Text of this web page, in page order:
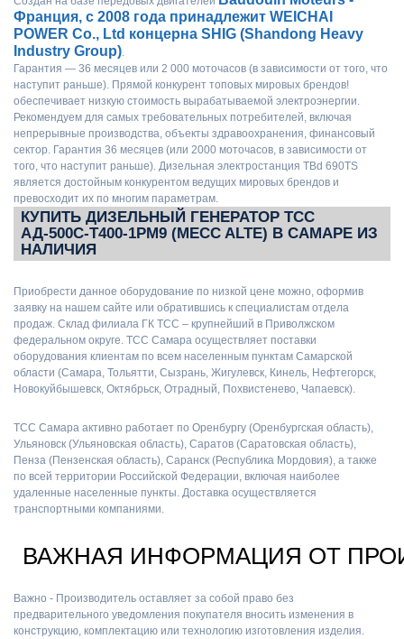
Франция, с 2008 года принадлежит WEICHAI
POWER Co., Ltd концерна SHIG (Shandong Heavy
Industry Group).
Гарантия — 36 месяцев или 2 000 моточасов (в зависимости от того, что
наступит раньше). Прямой конкурент топовых мировых брендов!
обеспечивает низкую стоимость вырабатываемой электроэнергии.
Рекомендуем для самых требовательных потребителей, включая
непрерывные производства, объекты здравоохранения, финансовый
сектор. Гарантия 36 месяцев (или 2000 моточасов, в зависимости от
того, что наступит раньше). Дизельная электростанция TBd 690TS
является достойным конкурентом ведущих мировых брендов и
превосходит их по многим параметрам.
КУПИТЬ ДИЗЕЛЬНЫЙ ГЕНЕРАТОР ТСС
АД-500С-Т400-1РМ9 (MECC ALTE) В САМАРЕ ИЗ
НАЛИЧИЯ
Приобрести данное оборудование по низкой цене можно, оформив
заявку на нашем сайте или обратившись к специалистам отдела
продаж. Склад филиала ГК ТСС – крупнейший в Приволжском
федеральном округе. ТСС Самара осуществляет поставки
оборудования клиентам по всем населенным пунктам Самарской
области (Самара, Тольятти, Сызрань, Жигулевск, Кинель, Нефтегорск,
Новокуйбышевск, Октябрьск, Отрадный, Похвистенево, Чапаевск).
ТСС Самара активно работает по Оренбургу (Оренбургская область),
Ульяновск (Ульяновская область), Саратов (Саратовская область),
Пенза (Пензенская область), Саранск (Республика Мордовия), а также
по всей территории Российской Федерации, включая наиболее
удаленные населенные пункты. Доставка осуществляется
транспортными компаниями.
ВАЖНАЯ ИНФОРМАЦИЯ ОТ
Важно - Производитель оставляет за собой право без
предварительного уведомления покупателя вносить изменения в
конструкцию, комплектацию или технологию изготовления изделия.